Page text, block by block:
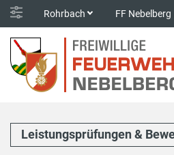
Rohrbach FF Nebelberg
Leistungsprüfungen &